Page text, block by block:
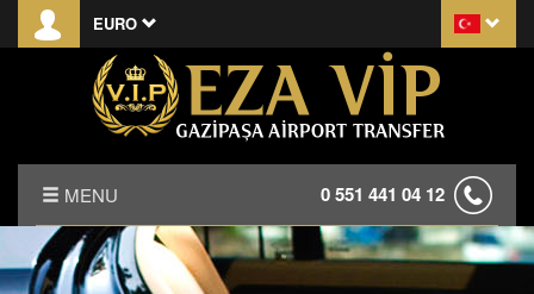
EURO
MENU 0 551 441 04 12
ANASAYFA